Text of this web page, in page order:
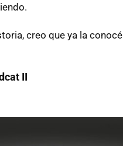
creo que ya la
II